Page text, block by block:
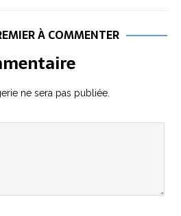
À COMMENTER
ne sera pas publiée.